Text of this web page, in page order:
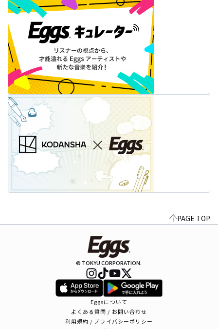
PAGE TOP
© TOKYU CORPORATION.
Eggsについて
よくある質問 / お問い合わせ
利用規約 / プライバシーポリシー